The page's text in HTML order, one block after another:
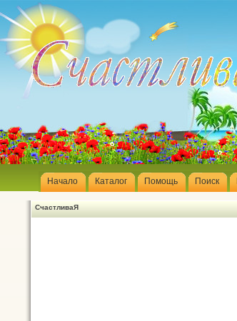
Начало Каталог Помощь Поиск
СчастливаЯ